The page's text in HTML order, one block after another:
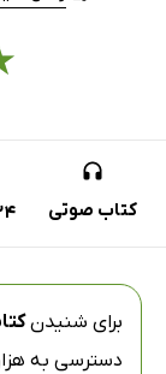
کتاب صوتی
برای شنیدن
دسترسی به